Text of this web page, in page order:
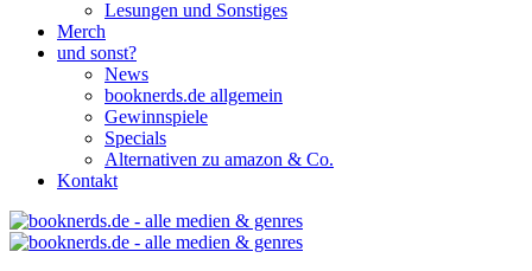
Lesungen und Sonstiges
Merch
und sonst?
News
booknerds.de allgemein
Gewinnspiele
Specials
Alternativen zu amazon & Co.
Kontakt